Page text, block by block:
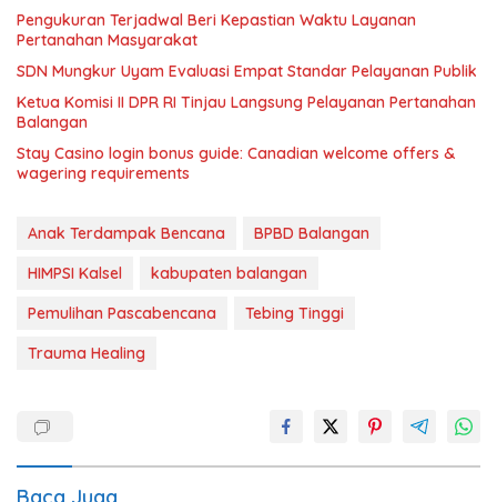
Pengukuran Terjadwal Beri Kepastian Waktu Layanan
Pertanahan Masyarakat
SDN Mungkur Uyam Evaluasi Empat Standar Pelayanan Publik
Ketua Komisi II DPR RI Tinjau Langsung Pelayanan Pertanahan
Balangan
Stay Casino login bonus guide: Canadian welcome offers &
wagering requirements
Anak Terdampak Bencana
BPBD Balangan
HIMPSI Kalsel
kabupaten balangan
Pemulihan Pascabencana
Tebing Tinggi
Trauma Healing
Baca Juga